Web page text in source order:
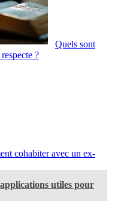
Quels sont
?
cohabiter avec un ex-
utiles pour